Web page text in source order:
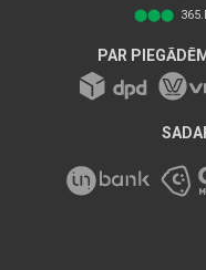
⬤⬤⬤
PAR